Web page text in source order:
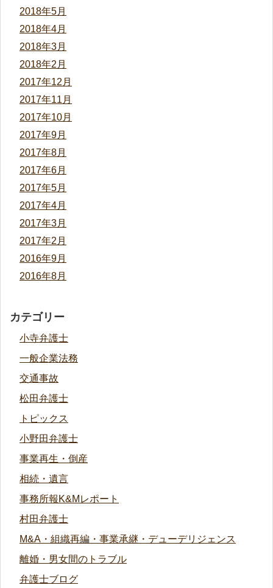
2018年5月
2018年4月
2018年3月
2018年2月
2017年12月
2017年11月
2017年10月
2017年9月
2017年8月
2017年6月
2017年5月
2017年4月
2017年3月
2017年2月
2016年9月
2016年8月
カテゴリー
小寺弁護士
一般企業法務
交通事故
松田弁護士
トピックス
小野田弁護士
事業再生・倒産
相続・遺言
事務所報K&Mレポート
村田弁護士
M&A・組織再編・事業承継・デューデリジェンス
離婚・男女間のトラブル
弁護士ブログ